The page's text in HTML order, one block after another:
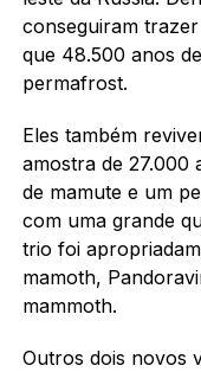
conseguiram
que 48.500 anos
permafrost.
Eles também
amostra de 27.000
de mamute e um
com uma grande
trio foi
mamoth,
mammoth.
Outros dois novos